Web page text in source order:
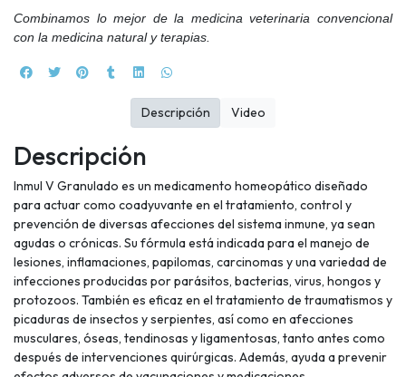
Combinamos lo mejor de la medicina veterinaria convencional
con la medicina natural y terapias.
Descripción
Inmul V Granulado es un medicamento homeopático diseñado
para actuar como coadyuvante en el tratamiento, control y
prevención de diversas afecciones del sistema inmune, ya sean
agudas o crónicas. Su fórmula está indicada para el manejo de
lesiones, inflamaciones, papilomas, carcinomas y una variedad de
infecciones producidas por parásitos, bacterias, virus, hongos y
protozoos. También es eficaz en el tratamiento de traumatismos y
picaduras de insectos y serpientes, así como en afecciones
musculares, óseas, tendinosas y ligamentosas, tanto antes como
después de intervenciones quirúrgicas. Además, ayuda a prevenir
Descripción Video